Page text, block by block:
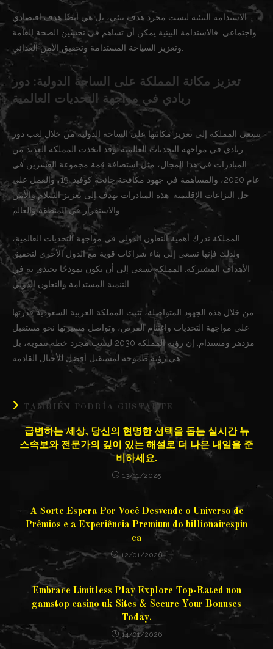
الاستدامة البيئية ليست مجرد هدف بيئي، بل هي أيضًا هدف اقتصادي
واجتماعي. فالاستدامة البيئية يمكن أن تساهم في تحسين الصحة العامة
وتعزيز السياحة المستدامة وتحقيق الأمن الغذائي.
تعزيز مكانة المملكة على الساحة الدولية: دور
ريادي في مواجهة التحديات العالمية
تسعى المملكة إلى تعزيز مكانتها على الساحة الدولية من خلال لعب دور
ريادي في مواجهة التحديات العالمية. وقد اتخذت المملكة العديد من
المبادرات في هذا المجال، مثل استضافة قمة مجموعة العشرين في
عام 2020، والمساهمة في جهود مكافحة جائحة كوفيد-19، والعمل على
حل النزاعات الإقليمية. هذه المبادرات تهدف إلى تعزيز السلام والأمن
والاستقرار في المنطقة والعالم.
المملكة تدرك أهمية التعاون الدولي في مواجهة التحديات العالمية،
ولذلك فإنها تسعى إلى بناء شراكات قوية مع الدول الأخرى لتحقيق
الأهداف المشتركة. المملكة تسعى إلى أن تكون نموذجًا يحتذى به في
التنمية المستدامة والتعاون الدولي.
من خلال هذه الجهود المتواصلة، تثبت المملكة العربية السعودية قدرتها
على مواجهة التحديات واغتنام الفرص، وتواصل مسيرتها نحو مستقبل
مزدهر ومستدام. إن رؤية المملكة 2030 ليست مجرد خطة تنموية، بل
هي رؤية طموحة لمستقبل أفضل للأجيال القادمة.
TAMBIÉN PODRÍA GUSTARTE
급변하는 세상, 당신의 현명한 선택을 돕는 실시간 뉴
스속보와 전문가의 깊이 있는 해설로 더 나은 내일을 준
비하세요.
13/11/2025
A Sorte Espera Por Você Desvende o Universo de
Prêmios e a Experiência Premium do billionairespin
ca
12/01/2026
Embrace Limitless Play Explore Top-Rated non
gamstop casino uk Sites & Secure Your Bonuses
Today.
14/01/2026